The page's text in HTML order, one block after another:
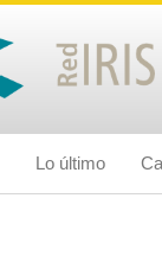
Lo último